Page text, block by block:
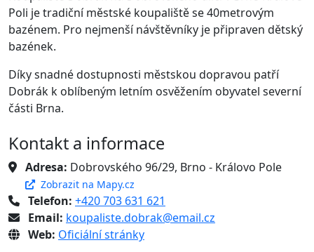
Poli je tradiční městské koupaliště se 40metrovým
bazénem. Pro nejmenší návštěvníky je připraven dětský
bazének.
Díky snadné dostupnosti městskou dopravou patří
Dobrák k oblíbeným letním osvěžením obyvatel severní
části Brna.
Kontakt a informace
Adresa: Dobrovského 96/29, Brno - Královo Pole
Zobrazit na Mapy.cz
Telefon: +420 703 631 621
Email: koupaliste.dobrak@email.cz
Web: Oficiální stránky